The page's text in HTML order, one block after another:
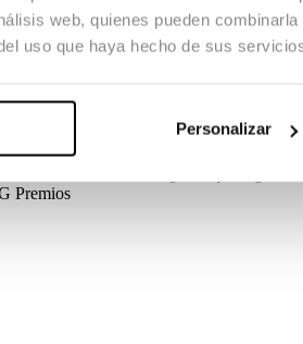
web, quienes pueden
uso que haya hecho de sus
Personalizar
La Pauline tenia una cita i el
Créditos
Premios